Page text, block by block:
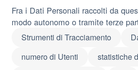
Fra i Dati Personali raccolti da
modo autonomo o tramite terze
Strumenti di Tracciamento
numero di Utenti
statistiche